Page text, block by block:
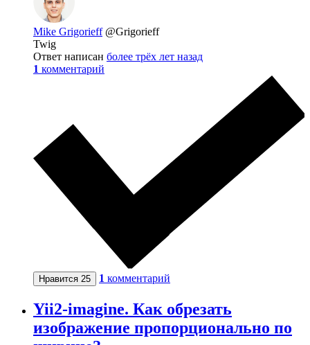
Mike Grigorieff @Grigorieff
Twig
Ответ написан более трёх лет назад
1 комментарий
Нравится 25 1 комментарий
Yii2-imagine. Как обрезать
изображение пропорционально по